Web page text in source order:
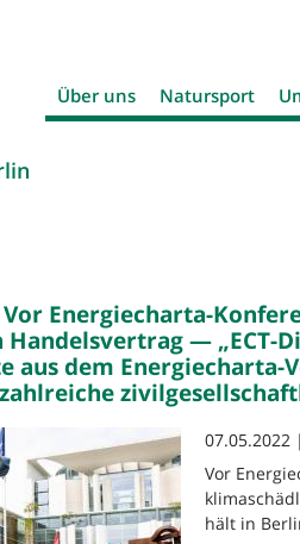
Über uns Natursport
Energiecharta-
— „ECT-
aus dem Energiecharta-
Vor
hält in